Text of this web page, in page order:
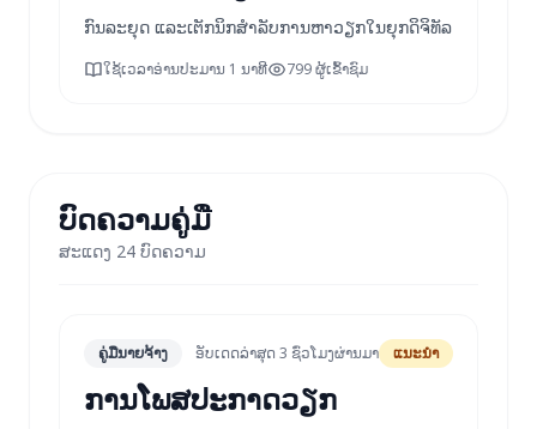
ກົນລະຍຸດ ແລະເຕັກນິກສຳລັບການຫາວຽກໃນຍຸກດິຈິທັລ
ໃຊ້ເວລາອ່ານປະມານ 1 ນາທີ 799 ຜູ້ເຂົ້າຊົມ
ບົດຄວາມຄູ່ມື
ສະແດງ 24 ບົດຄວາມ
ຄູ່ມືນາຍຈ້າງ ອັບເດດລ່າສຸດ 3 ຊົ່ວໂມງຜ່ານມາ ແນະນຳ
ການໂພສປະກາດວຽກ